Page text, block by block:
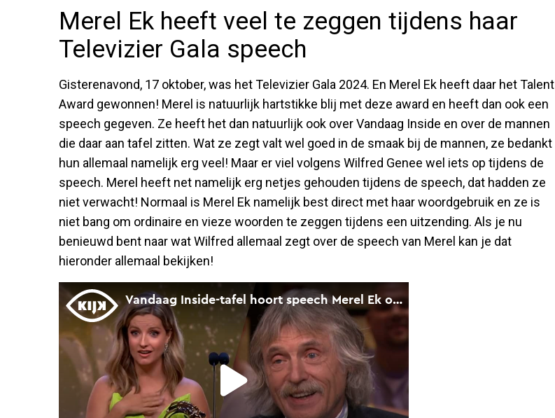
Merel Ek heeft veel te zeggen tijdens haar
Televizier Gala speech
Gisterenavond, 17 oktober, was het Televizier Gala 2024. En Merel Ek heeft daar het Talent
Award gewonnen! Merel is natuurlijk hartstikke blij met deze award en heeft dan ook een
speech gegeven. Ze heeft het dan natuurlijk ook over Vandaag Inside en over de mannen
die daar aan tafel zitten. Wat ze zegt valt wel goed in de smaak bij de mannen, ze bedankt
hun allemaal namelijk erg veel! Maar er viel volgens Wilfred Genee wel iets op tijdens de
speech. Merel heeft net namelijk erg netjes gehouden tijdens de speech, dat hadden ze
niet verwacht! Normaal is Merel Ek namelijk best direct met haar woordgebruik en ze is
niet bang om ordinaire en vieze woorden te zeggen tijdens een uitzending. Als je nu
benieuwd bent naar wat Wilfred allemaal zegt over de speech van Merel kan je dat
hieronder allemaal bekijken!